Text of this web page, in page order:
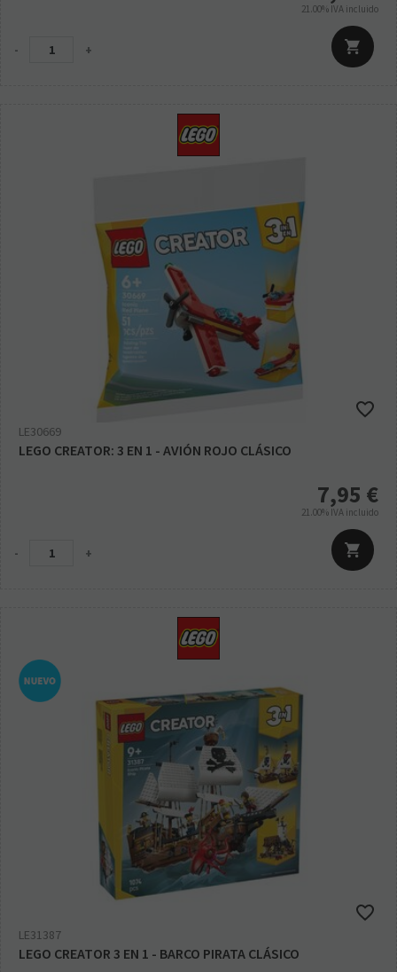
21.00% IVA incluido
- +
LE30669
LEGO CREATOR: 3 EN 1 - AVIÓN ROJO CLÁSICO
7,95 €
21.00% IVA incluido
- +
LE31387
LEGO CREATOR 3 EN 1 - BARCO PIRATA CLÁSICO